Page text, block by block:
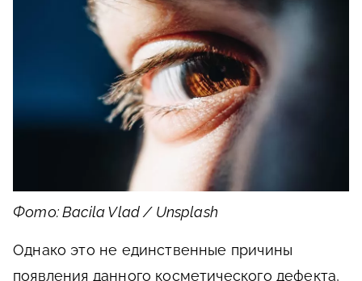
Фото: Bacila Vlad / Unsplash
Однако это не единственные причины
появления данного косметического дефекта,